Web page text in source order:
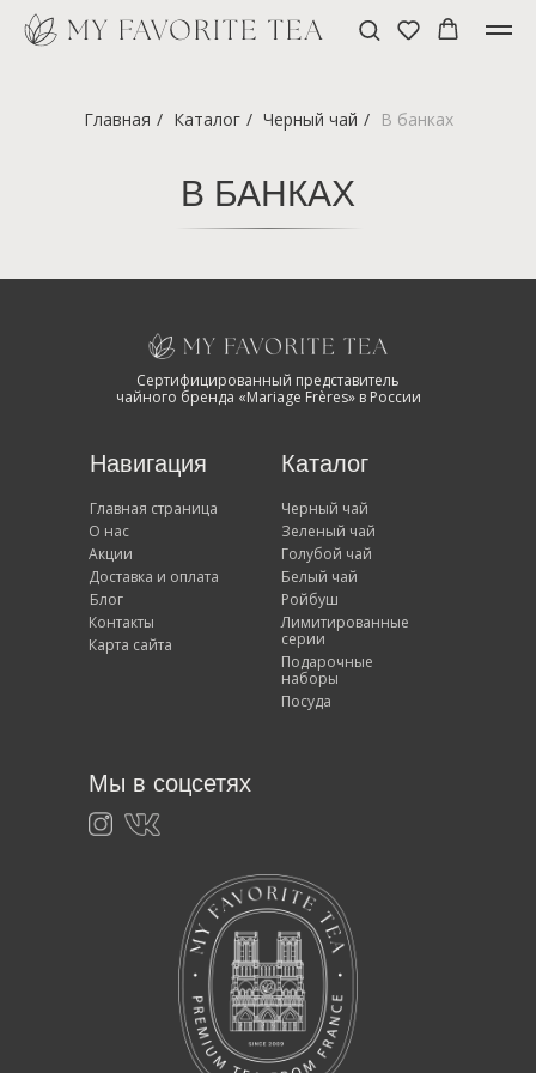
Главная / Каталог / Черный чай / В банках
В БАНКАХ
Сертифицированный представитель
чайного бренда «Mariage Frères» в России
Навигация Каталог
Главная страница
О нас
Акции
Доставка и оплата
Карта сайта
Мы в соцсетях
Блог
Контакты
Черный чай
Зеленый чай
Голубой чай
Белый чай
Ройбуш
Лимитированные
серии
Подарочные
наборы
Посуда